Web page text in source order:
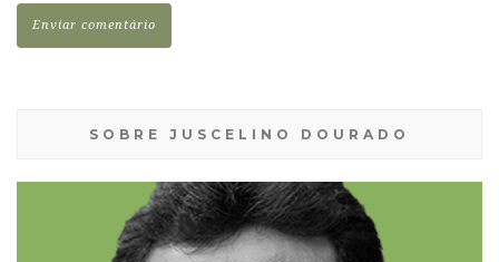
SOBRE JUSCELINO DOURADO